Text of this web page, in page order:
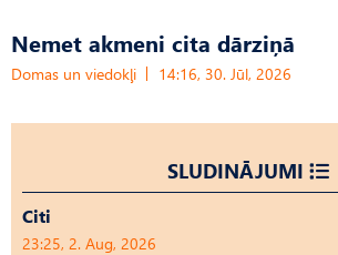
Nemet akmeni cita dārziņā
Domas un viedokļi 14:16, 30. Jūl, 2026
SLUDINĀJUMI
Citi
23:25, 2. Aug, 2026